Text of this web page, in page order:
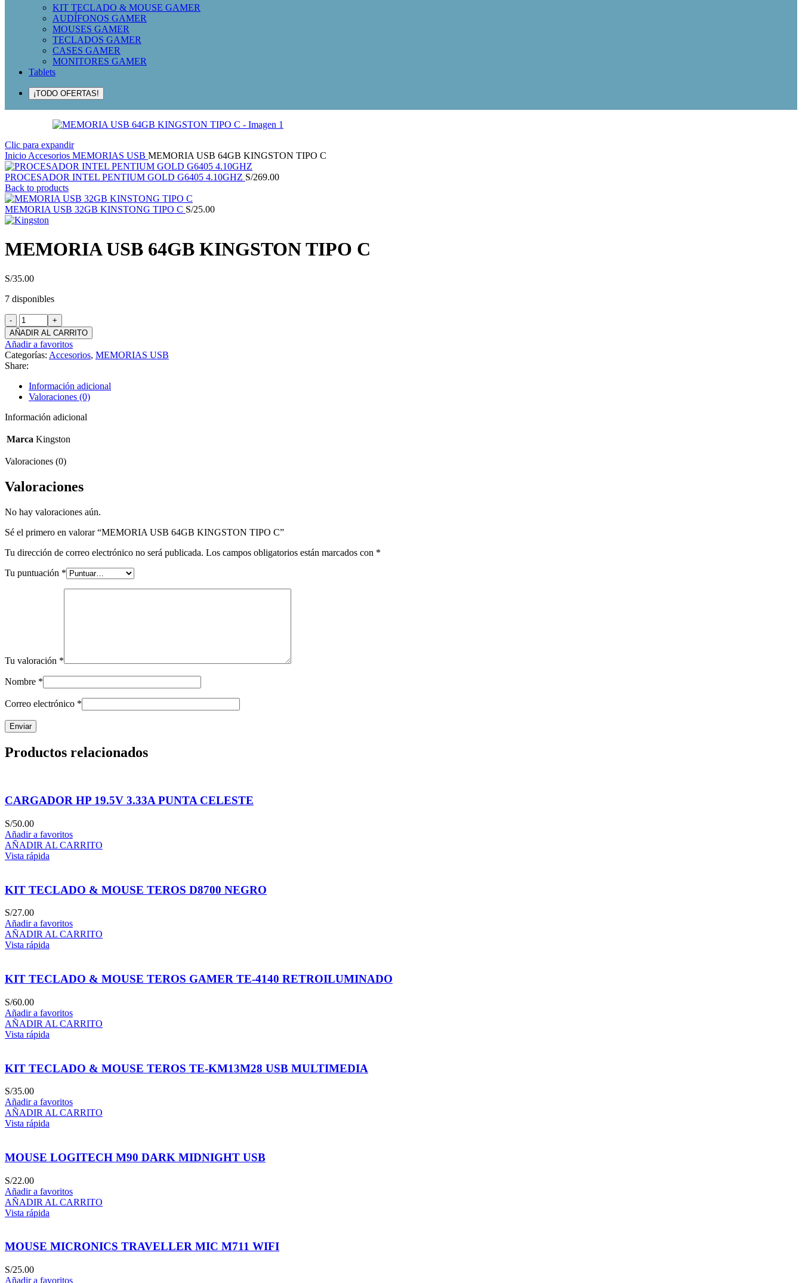
KIT TECLADO & MOUSE GAMER
AUDÍFONOS GAMER
MOUSES GAMER
TECLADOS GAMER
CASES GAMER
MONITORES GAMER
Tablets
¡TODO OFERTAS!
Clic para expandir
Inicio Accesorios MEMORIAS USB MEMORIA USB 64GB KINGSTON TIPO C
PROCESADOR INTEL PENTIUM GOLD G6405 4.10GHZ S/269.00
Back to products
MEMORIA USB 32GB KINSTONG TIPO C S/25.00
MEMORIA USB 64GB KINGSTON TIPO C
S/35.00
7 disponibles
MEMORIA
USB
64GB
KINGSTON
TIPO
C
cantidad
AÑADIR AL CARRITO
Añadir a favoritos
Categorías: Accesorios, MEMORIAS USB
Share:
Información adicional
Valoraciones (0)
Información adicional
Marca Kingston
Valoraciones (0)
Valoraciones
No hay valoraciones aún.
Sé el primero en valorar “MEMORIA USB 64GB KINGSTON TIPO C”
Tu dirección de correo electrónico no será publicada. Los campos obligatorios están marcados con *
Tu puntuación *
Tu valoración *
Nombre *
Correo electrónico *
Productos relacionados
CARGADOR HP 19.5V 3.33A PUNTA CELESTE
S/50.00
Añadir a favoritos
AÑADIR AL CARRITO
Vista rápida
KIT TECLADO & MOUSE TEROS D8700 NEGRO
S/27.00
Añadir a favoritos
AÑADIR AL CARRITO
Vista rápida
KIT TECLADO & MOUSE TEROS GAMER TE-4140 RETROILUMINADO
S/60.00
Añadir a favoritos
AÑADIR AL CARRITO
Vista rápida
KIT TECLADO & MOUSE TEROS TE-KM13M28 USB MULTIMEDIA
S/35.00
Añadir a favoritos
AÑADIR AL CARRITO
Vista rápida
MOUSE LOGITECH M90 DARK MIDNIGHT USB
S/22.00
Añadir a favoritos
AÑADIR AL CARRITO
Vista rápida
MOUSE MICRONICS TRAVELLER MIC M711 WIFI
S/25.00
Añadir a favoritos